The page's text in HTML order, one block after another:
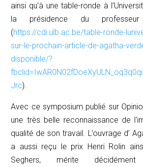
ainsi qu’à une table-ronde à
la présidence du
(https://cdi.ulb.ac.be/table-ronde-
sur-le-prochain-article-de-agatha-
disponible/?
Jrc).
Avec ce symposium publié sur
une très belle reconnaissance de
qualité de son travail. L’ouvrage d’
a aussi reçu le prix Henri Rolin
Seghers, mérite